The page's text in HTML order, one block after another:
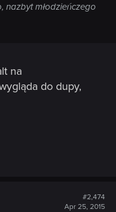
nazbyt młodzieńczego
na
do dupy,
#2,474
Apr 25, 2015